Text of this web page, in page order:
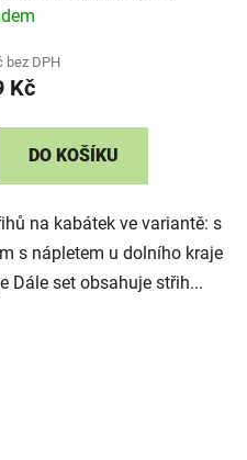
bez DPH
Kč
DO KOŠÍKU
na kabátek ve variantě: s
s nápletem u dolního kraje
Dále set obsahuje střih...